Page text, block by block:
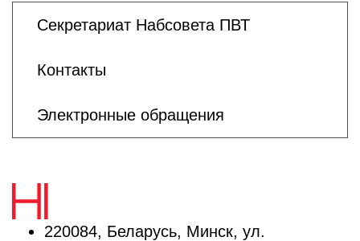
Секретариат Набсовета ПВТ
Контакты
Электронные обращения
220084, Беларусь, Минск, ул.